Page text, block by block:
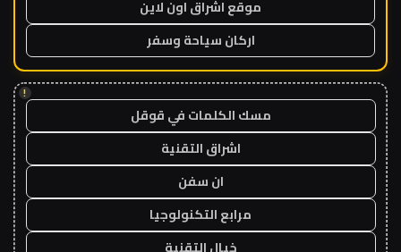
موقع اشراق اون لاين
اركان سياحة وسفر
!
مسك الكلمات في قوقل
اشراق التقنية
ان سفن
مرابع التكنولوجيا